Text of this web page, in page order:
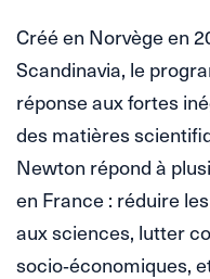
Créé en Norvège en
Scandinavia, le
réponse aux fortes
des matières
Newton répond à
en France : réduire
aux sciences, lutter
socio‑économiques,